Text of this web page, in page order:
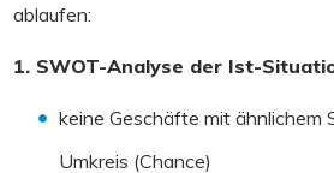
ablaufen:
1. SWOT-Analyse der Ist-
keine Geschäfte mit ähnlichem
Umkreis (Chance)